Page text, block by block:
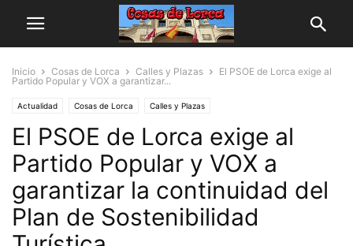
Inicio Cosas de Lorca Calles y Plazas
El PSOE de Lorca exige al
Partido Popular y VOX a garantizar...
Actualidad Cosas de Lorca Calles y Plazas
El PSOE de Lorca exige al
Partido Popular y VOX a
garantizar la continuidad del
Plan de Sostenibilidad